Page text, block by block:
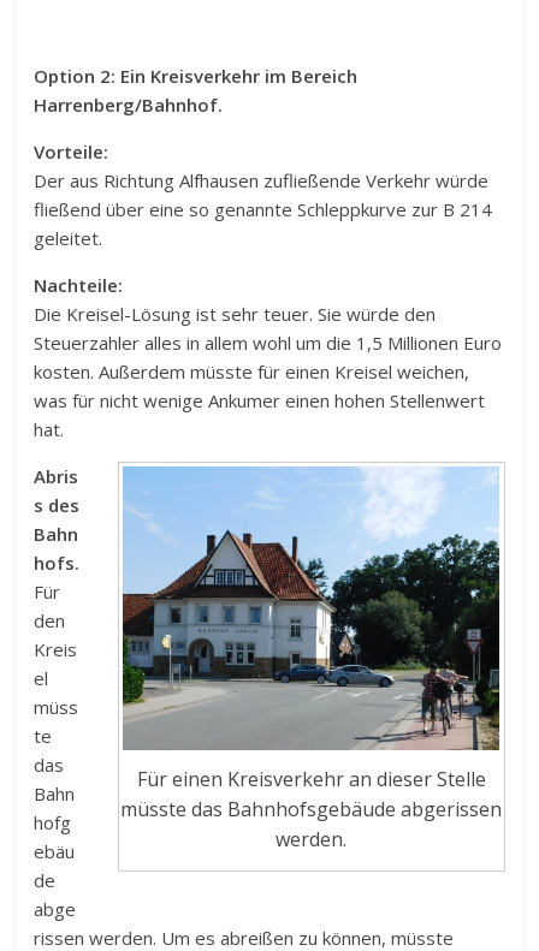
Option 2: Ein Kreisverkehr im Bereich
Harrenberg/Bahnhof.
Vorteile:
Der aus Richtung Alfhausen zufließende Verkehr würde
fließend über eine so genannte Schleppkurve zur B 214
geleitet.
Nachteile:
Die Kreisel-Lösung ist sehr teuer. Sie würde den
Steuerzahler alles in allem wohl um die 1,5 Millionen Euro
kosten. Außerdem müsste für einen Kreisel weichen,
was für nicht wenige Ankumer einen hohen Stellenwert
hat.
Für einen Kreisverkehr an dieser Stelle
müsste das Bahnhofsgebäude abgerissen
werden.
Abris
s des
Bahn
hofs.
Für
den
Kreis
el
müss
te
das
Bahn
hofg
ebäu
de
abge
rissen werden. Um es abreißen zu können, müsste